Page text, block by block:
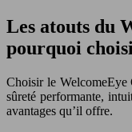
Les atouts du
pourquoi
Choisir le WelcomeEye
sûreté performante,
avantages qu’il offre.